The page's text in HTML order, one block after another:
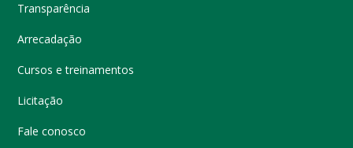
Transparência
Arrecadação
Cursos e treinamentos
Licitação
Fale conosco